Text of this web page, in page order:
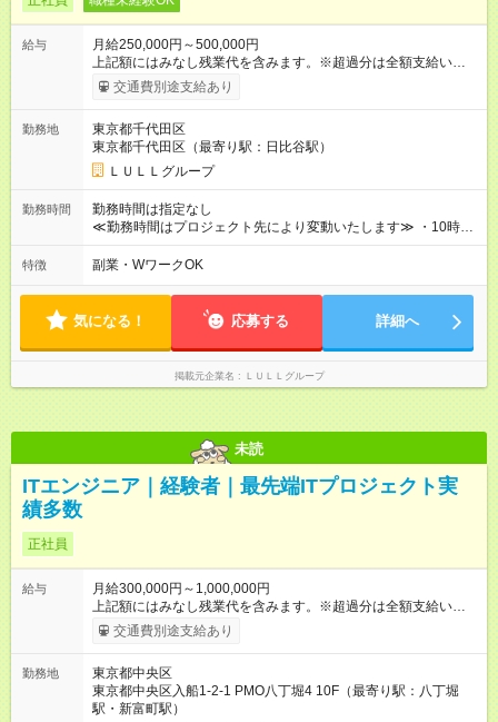
給与
月給250,000円～500,000円
上記額にはみなし残業代を含みます。※超過分は全額支給いたし
ます。 みなし残業代 21,675円／月 みなし残業時間 12時間／月 -
------------------------------------------------------- ≪経験者の方は以下と
万円～＋業績賞与＋交通費＋各種手当 ※固定残業代（30時間/6
万6，610円分）を含む。超過分は追加支給いたします 能力やス
キルを考慮し初任給を決定。経験者の方は前給考慮も可能で
す！ ◎昇給年1回（研修終了後） ◎賞与年2回（2月・8月）＋業
績賞与あり ◤スキルアップも、収入アップも。◢ 入社後の成長
や頑張りは、しっかり給与で還元しています。 実際にほぼ全員
上アップした社員も。 エンジニアへの還元率は業界高水準の
87％。 スキルを磨いた分だけ、収入アップも目指せる環境で
す！ 【試用期間】試用期間あり 試用期間の長さ：6ヶ月 ※ 雇用
形態と給与に、本採用時と異なる部分があります。 雇用形態：
中途採用（契約社員） 給与：月給 230,000円以上 上記額にはみ
なし残業代を含みます。※超過分は全額支給いたします。 みな
別途支給いたします ※研修期間中（最大12ヶ月間）も、試用期
交通費別途支給あり
勤務地
東京都千代田区
東京都千代田区（最寄り駅：日比谷駅）
ＬＵＬＬグループ
勤務時間
勤務時間は指定なし
≪勤務時間はプロジェクト先により変動いたします≫ ・10時00
分～19時00分（休憩1時間） ・9時00分～18時00分（休憩1時
間） ＼平日夜も、ちゃんと「自分時間」がつくれます／ 残業は
やサウナなど、 趣味の時間を楽しむ社員も多くいます◎
特徴 副業・WワークOK
気になる！ 応募する 詳細へ
掲載元企業名 ＬＵＬＬグループ
未読
ITエンジニア｜経験者｜最先端ITプロジェクト実
績多数
正社員
給与
月給300,000円～1,000,000円
上記額にはみなし残業代を含みます。※超過分は全額支給いたし
ます。 みなし残業代 10,000円／月 みなし残業時間 6時間／月
前職から年収300万円アップの実績も多数あり！ 《経験5年以
以上》 月給32万円以上+スキルアップ成果給+各種手当 ★月給50
万円以上での採用実績有！ ★経験・スキルを考慮の上、加給、
優遇いたします（ITジャンル問わず） 【昇給】 ☆適時昇給制度
交通費別途支給あり
勤務地
東京都中央区
東京都中央区入船1-2-1 PMO八丁堀4 10F（最寄り駅：八丁堀
駅・新富町駅）